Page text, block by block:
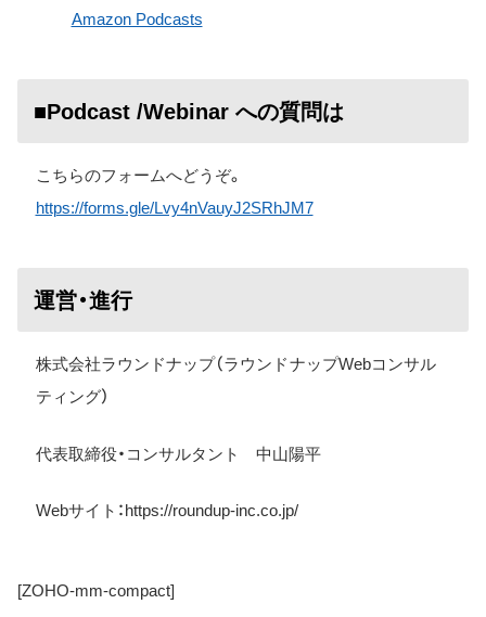
Amazon Podcasts
■Podcast /Webinar への質問は
こちらのフォームへどうぞ。
https://forms.gle/Lvy4nVauyJ2SRhJM7
運営・進行
株式会社ラウンドナップ（ラウンドナップWebコンサル
ティング）
代表取締役・コンサルタント 中山陽平
Webサイト：https://roundup-inc.co.jp/
[ZOHO-mm-compact]